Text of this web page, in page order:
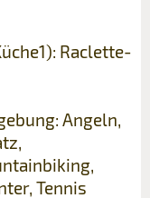
Raclette-
Angeln,
Tennis